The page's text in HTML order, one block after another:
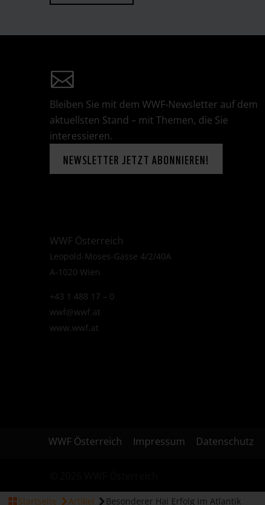
Bleiben Sie mit dem WWF-Newsletter auf dem
aktuellsten Stand – mit Themen, die Sie
interessieren.
NEWSLETTER JETZT ABONNIEREN!
WWF Österreich
Leopold-Moses-Gasse 4/2/40A
A-1020 Wien
+43 1 488 17 – 0
wwf@wwf.at
www.wwf.at
WWF Österreich Impressum Datenschutz
Startseite Artikel Besonderer Hai Erfolg im Atlantik